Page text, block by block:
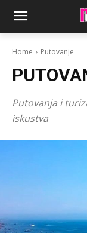
Home Putovanje
Putovanja i
iskustva